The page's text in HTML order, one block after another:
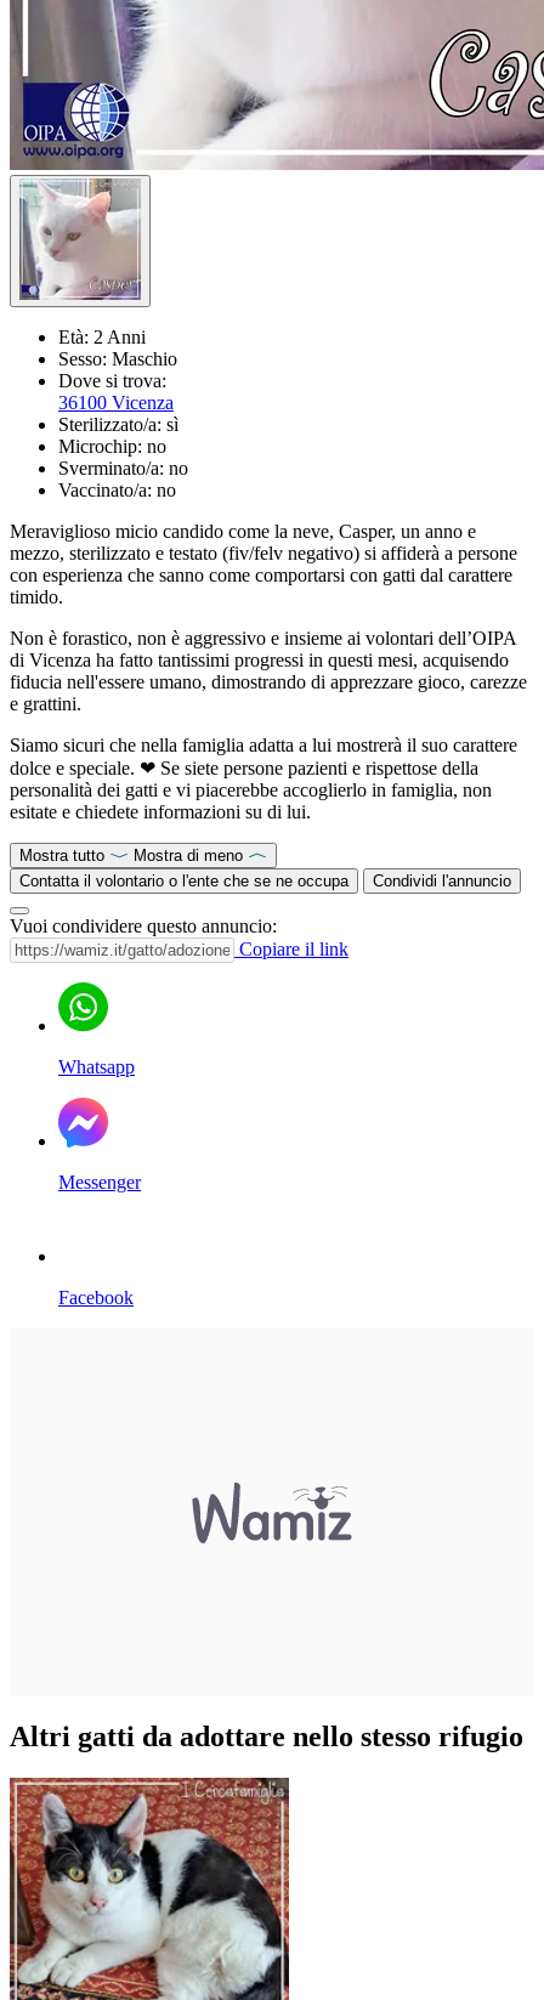
Età: 2 Anni
Sesso: Maschio
Dove si trova:
36100 Vicenza
Sterilizzato/a: sì
Microchip: no
Sverminato/a: no
Vaccinato/a: no
Meraviglioso micio candido come la neve, Casper, un anno e
mezzo, sterilizzato e testato (fiv/felv negativo) si affiderà a persone
con esperienza che sanno come comportarsi con gatti dal carattere
timido.
Non è forastico, non è aggressivo e insieme ai volontari dell’OIPA
di Vicenza ha fatto tantissimi progressi in questi mesi, acquisendo
fiducia nell'essere umano, dimostrando di apprezzare gioco, carezze
e grattini.
Siamo sicuri che nella famiglia adatta a lui mostrerà il suo carattere
dolce e speciale. ❤ Se siete persone pazienti e rispettose della
personalità dei gatti e vi piacerebbe accoglierlo in famiglia, non
esitate e chiedete informazioni su di lui.
Mostra tutto
Mostra di meno
Contatta il volontario o l'ente che se ne occupa
Condividi l'annuncio
Vuoi condividere questo annuncio:
Copiare il link
Whatsapp
Messenger
Facebook
Altri gatti da adottare nello stesso rifugio